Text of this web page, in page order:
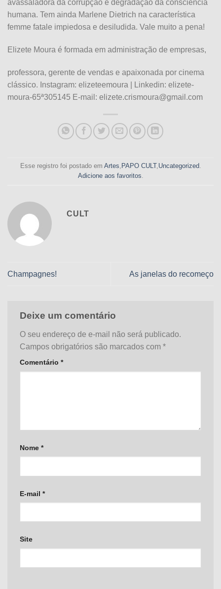
avassaladora da corrupção e degradação da consciência
humana. Tem ainda Marlene Dietrich na característica
femme fatale impiedosa e desiludida. Vale muito a pena!
Elizete Moura é formada em administração de empresas,
professora, gerente de vendas e apaixonada por cinema
clássico. Instagram: elizeteemoura | Linkedin: elizete-
moura-65ª305145 E-mail: elizete.crismoura@gmail.com
Esse registro foi postado em Artes, PAPO CULT,Uncategorized.
Adicione aos favoritos.
CULT
Champagnes! As janelas do recomeço
Deixe um comentário
O seu endereço de e-mail não será publicado.
Campos obrigatórios são marcados com *
Comentário *
Nome *
E-mail *
Site